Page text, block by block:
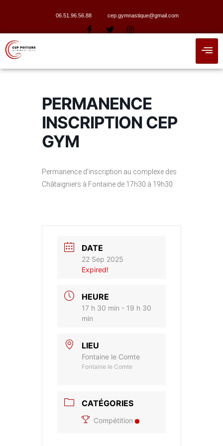
06.51.96.56.88 cep.gymnastique@gmail.com
PERMANENCE
INSCRIPTION CEP
GYM
Permanence d’inscription au complexe des
Châtaigniers à Fontaine de 17h30 à 19h30.
DATE
22 Sep 2025
Expired!
HEURE
17 h 30 min - 19 h 30
min
LIEU
Fontaine le Comte
Fontaine le Comte
CATÉGORIES
Compétition